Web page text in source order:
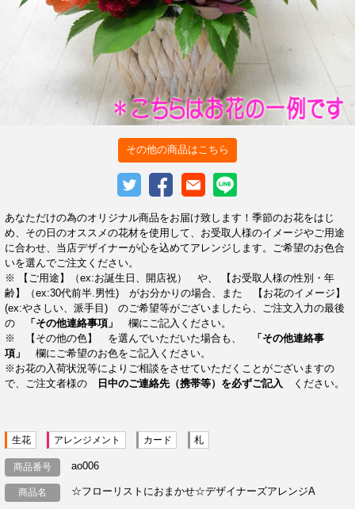
その他の商品はこちら
あなただけの為のオリジナル商品をお届け致します！季節のお花をはじ
め、その日のオススメの花材を使用して、お受取人様のイメージやご用途
に合わせ、当店デザイナーが心を込めてアレンジします。ご希望のお色合
いを選んでご注文ください。
※ 【ご用途】（ex:お誕生日、開店祝） や、 【お受取人様の性別・年
齢】（ex:30代前半.男性) がお分かりの場合、また 【お花のイメージ】
(ex:やさしい、派手目) のご希望等がございましたら、ご注文入力の最後
の 「その他連絡事項」欄にご記入ください。
※ 【その他の色】 を選んでいただいた場合も、
「その他連絡事
項」欄にご希望のお色をご記入ください。
※お花の入荷状況等によりご相談をさせていただくことがございますの
で、ご注文者様の 日中のご連絡先（携帯等）を必ずご記入 ください。
生花 アレンジメント カード 札
商品番号 ao006
商品名 ☆フローリストにおまかせ☆デザイナーズアレンジA